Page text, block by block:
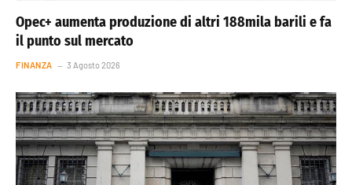
Opec+ aumenta produzione di altri 188mila barili e fa
il punto sul mercato
FINANZA 3 Agosto 2026